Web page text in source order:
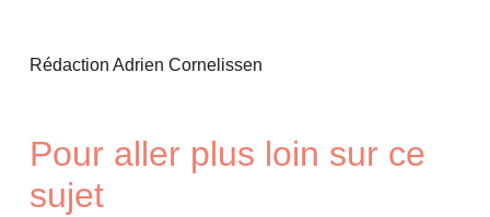
Rédaction Adrien Cornelissen
Pour aller plus loin sur ce
sujet